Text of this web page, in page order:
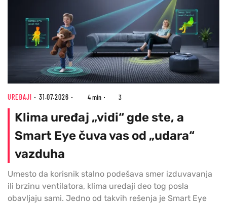
UREĐAJI 31.07.2026 4 min 3
Klima uređaj „vidi“ gde ste, a
Smart Eye čuva vas od „udara“
vazduha
Umesto da korisnik stalno podešava smer izduvavanja
ili brzinu ventilatora, klima uređaji deo tog posla
obavljaju sami. Jedno od takvih rešenja je Smart Eye